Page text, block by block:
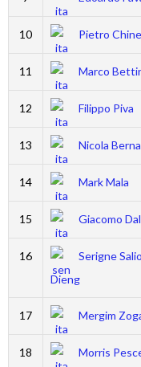
10 Pietro
11 Marco
12 Filippo Piva
13 Nicola
14 Mark Mala
15 Giacomo
16
Serigne
Dieng
17 Mergim
18 Morris